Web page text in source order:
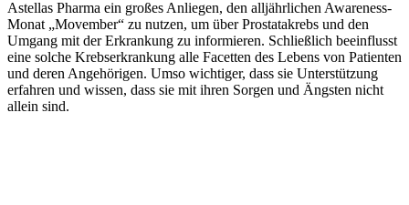
Astellas Pharma ein großes Anliegen, den alljährlichen Awareness-
Monat „Movember“ zu nutzen, um über Prostatakrebs und den
Umgang mit der Erkrankung zu informieren. Schließlich beeinflusst
eine solche Krebserkrankung alle Facetten des Lebens von Patienten
und deren Angehörigen. Umso wichtiger, dass sie Unterstützung
erfahren und wissen, dass sie mit ihren Sorgen und Ängsten nicht
allein sind.